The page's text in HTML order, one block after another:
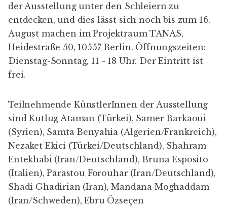
der Ausstellung unter den Schleiern zu
entdecken, und dies lässt sich noch bis zum 16.
August machen im Projektraum TANAS,
Heidestraße 50, 10557 Berlin. Öffnungszeiten:
Dienstag-Sonntag, 11 - 18 Uhr. Der Eintritt ist
frei.
Teilnehmende KünstlerInnen der Ausstellung
sind Kutlug Ataman (Türkei), Samer Barkaoui
(Syrien), Samta Benyahia (Algerien/Frankreich),
Nezaket Ekici (Türkei/Deutschland), Shahram
Entekhabi (Iran/Deutschland), Bruna Esposito
(Italien), Parastou Forouhar (Iran/Deutschland),
Shadi Ghadirian (Iran), Mandana Moghaddam
(Iran/Schweden), Ebru Özseçen